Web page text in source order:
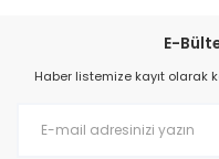
E-
Haber listemize kayıt